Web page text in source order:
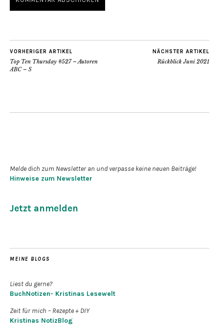
VORHERIGER ARTIKEL
Top Ten Thursday #527 – Autoren
ABC – S
NÄCHSTER ARTIKEL
Rückblick Juni 2021
Melde dich zum Newsletter an und verpasse keine neuen Beiträge!
Hinweise zum Newsletter
Jetzt anmelden
MEINE BLOGS
Liest du gerne?
BuchNotizen- Kristinas Lesewelt
Zeit für mich – Rezepte + DIY
Kristinas NotizBlog